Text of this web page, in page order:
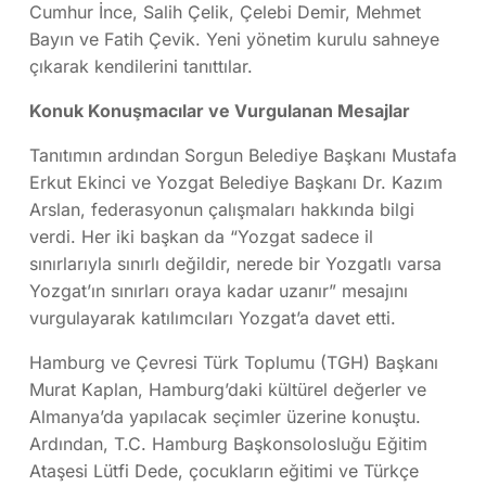
Cumhur İnce, Salih Çelik, Çelebi Demir, Mehmet
Bayın ve Fatih Çevik. Yeni yönetim kurulu sahneye
çıkarak kendilerini tanıttılar.
Konuk Konuşmacılar ve Vurgulanan Mesajlar
Tanıtımın ardından Sorgun Belediye Başkanı Mustafa
Erkut Ekinci ve Yozgat Belediye Başkanı Dr. Kazım
Arslan, federasyonun çalışmaları hakkında bilgi
verdi. Her iki başkan da “Yozgat sadece il
sınırlarıyla sınırlı değildir, nerede bir Yozgatlı varsa
Yozgat’ın sınırları oraya kadar uzanır” mesajını
vurgulayarak katılımcıları Yozgat’a davet etti.
Hamburg ve Çevresi Türk Toplumu (TGH) Başkanı
Murat Kaplan, Hamburg’daki kültürel değerler ve
Almanya’da yapılacak seçimler üzerine konuştu.
Ardından, T.C. Hamburg Başkonsolosluğu Eğitim
Ataşesi Lütfi Dede, çocukların eğitimi ve Türkçe